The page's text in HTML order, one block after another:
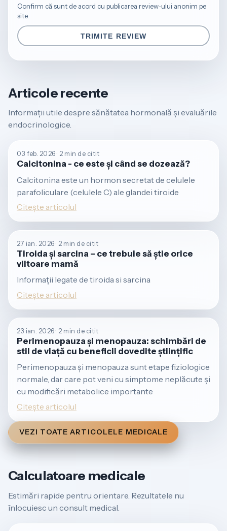
Confirm că sunt de acord cu publicarea review-ului anonim pe
site.
TRIMITE REVIEW
Articole recente
Informații utile despre sănătatea hormonală și evaluările
endocrinologice.
03 feb. 2026 · 2 min de citit
Calcitonina - ce este și când se dozează?
Calcitonina este un hormon secretat de celulele
parafoliculare (celulele C) ale glandei tiroide
Citește articolul
27 ian. 2026 · 2 min de citit
Tiroida și sarcina – ce trebuie să știe orice
viitoare mamă
Informații legate de tiroida si sarcina
Citește articolul
23 ian. 2026 · 2 min de citit
Perimenopauza și menopauza: schimbări de
stil de viață cu beneficii dovedite științific
Perimenopauza și menopauza sunt etape fiziologice
normale, dar care pot veni cu simptome neplăcute și
cu modificări metabolice importante
Citește articolul
VEZI TOATE ARTICOLELE MEDICALE
Calculatoare medicale
Estimări rapide pentru orientare. Rezultatele nu
înlocuiesc un consult medical.